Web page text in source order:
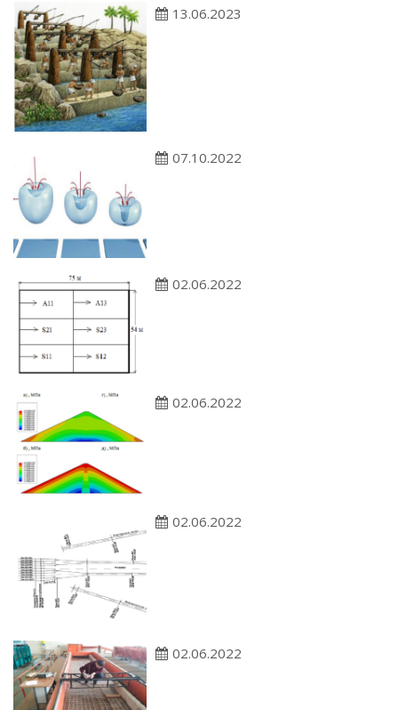
13.06.2023
07.10.2022
02.06.2022
02.06.2022
02.06.2022
02.06.2022